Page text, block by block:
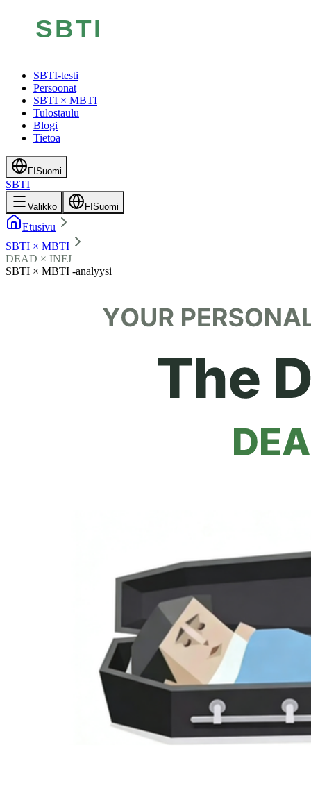
SBTI-testi
Persoonat
SBTI × MBTI
Tulostaulu
Blogi
Tietoa
FI Suomi
SBTI
Valikko FI Suomi
Etusivu
SBTI × MBTI
DEAD × INFJ
SBTI × MBTI -analyysi